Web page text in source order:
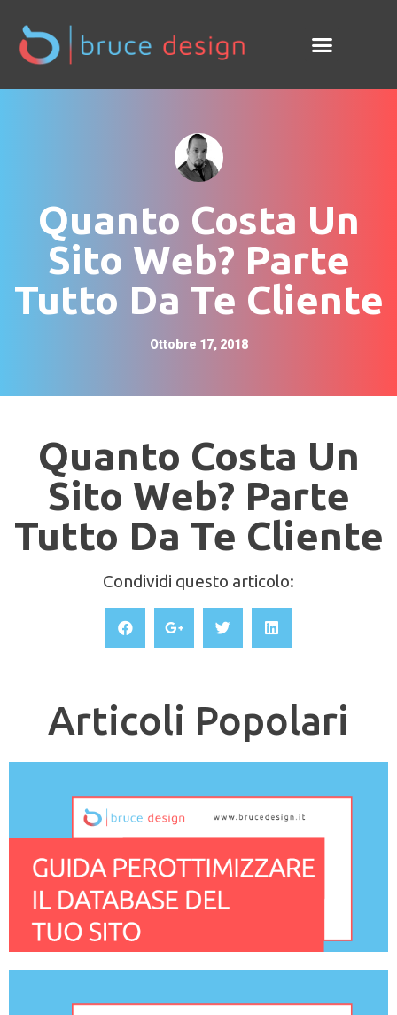
Quanto Costa Un
Sito Web? Parte
Tutto Da Te Cliente
Ottobre 17, 2018
Quanto Costa Un
Sito Web? Parte
Tutto Da Te Cliente
Condividi questo articolo:
Articoli Popolari